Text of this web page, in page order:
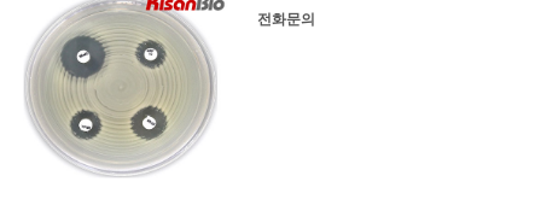
전화문의